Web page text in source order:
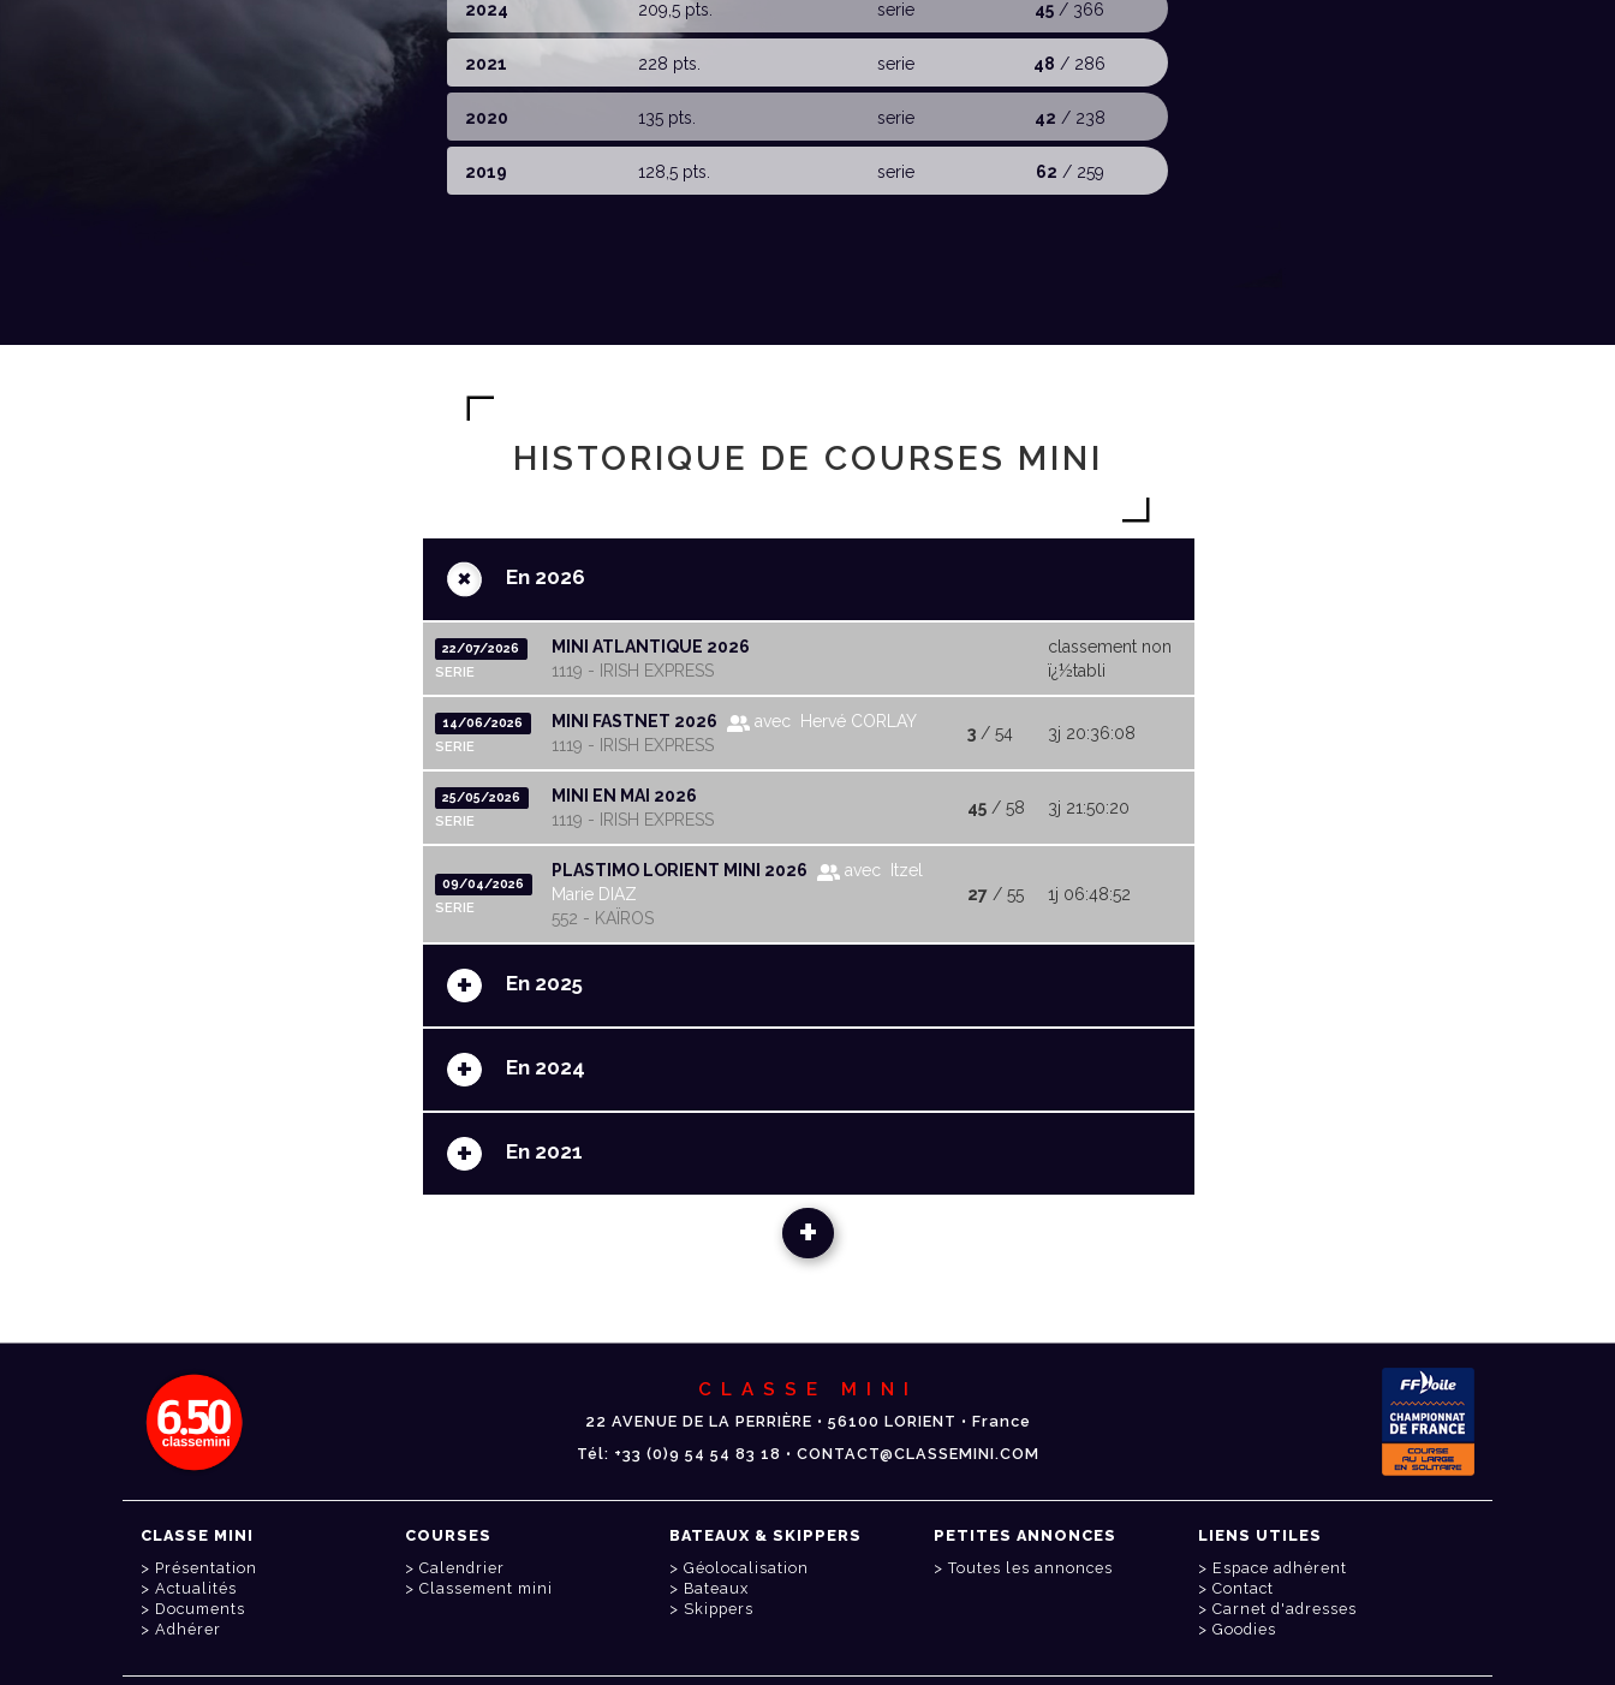
2024 209,5 pts. serie 45 / 366
2021 228 pts. serie 48 / 286
2020 135 pts. serie 42 / 238
2019 128,5 pts. serie 62 / 259
HISTORIQUE DE COURSES MINI
+ En 2026
22/07/2026
SERIE
MINI ATLANTIQUE 2026
1119 - IRISH EXPRESS
classement non
ï¿½tabli
14/06/2026
SERIE
MINI FASTNET 2026
avec Hervé CORLAY
1119 - IRISH EXPRESS
3 / 54 3j 20:36:08
25/05/2026
SERIE
MINI EN MAI 2026
1119 - IRISH EXPRESS
45 / 58 3j 21:50:20
09/04/2026
SERIE
PLASTIMO LORIENT MINI 2026
avec Itzel
Marie DIAZ
552 - KAÏROS
27 / 55 1j 06:48:52
+ En 2025
+ En 2024
+ En 2021
+
CLASSE MINI
22 AVENUE DE LA PERRIÈRE • 56100 LORIENT • France
Tél: +33 (0)9 54 54 83 18 • CONTACT@CLASSEMINI.COM
CLASSE MINI
Présentation
Actualités
Documents
Adhérer
COURSES
Calendrier
Classement mini
BATEAUX & SKIPPERS
Géolocalisation
Bateaux
Skippers
PETITES ANNONCES
Toutes les annonces
LIENS UTILES
Espace adhérent
Contact
Carnet d'adresses
Goodies